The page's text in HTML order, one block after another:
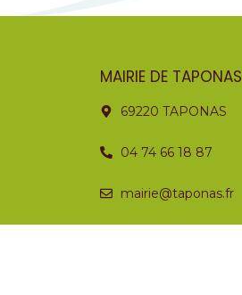
MAIRIE DE TAPONAS
69220 TAPONAS
04 74 66 18 87
mairie@taponas.fr